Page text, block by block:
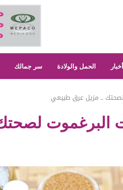
أخبار الحمل والولادة سر جمالك